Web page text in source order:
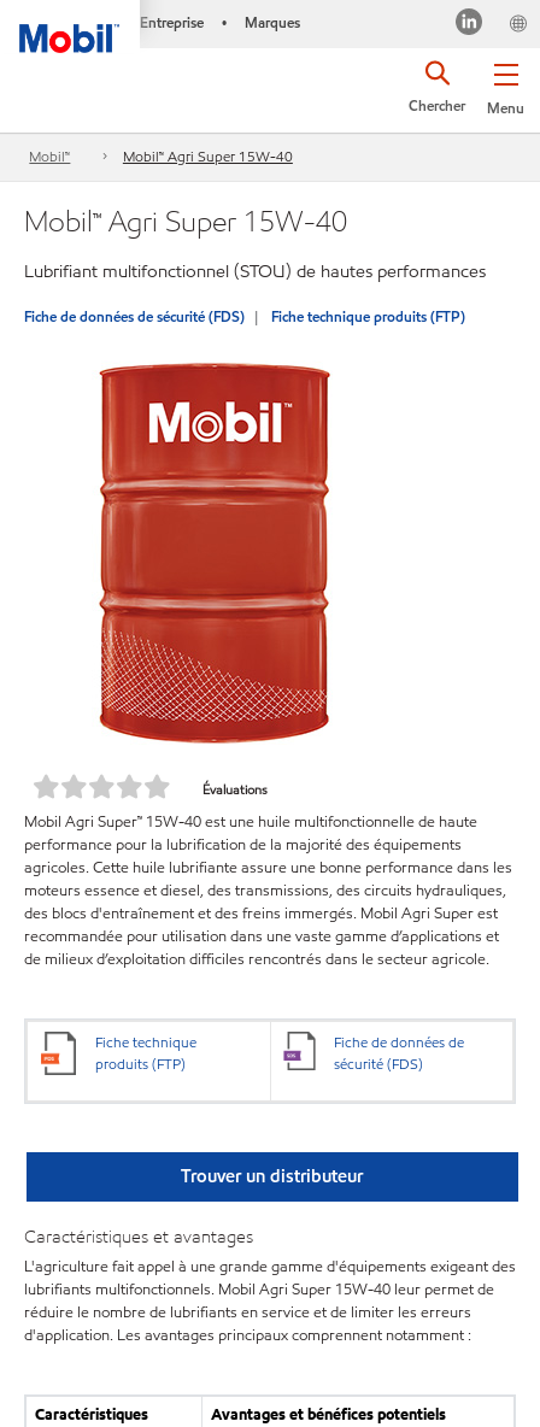
Entreprise • Marques
Menu
Chercher
Mobil™ Mobil™ Agri Super 15W-40
Mobil™ Agri Super 15W-40
Lubrifiant multifonctionnel (STOU) de hautes performances
Fiche de données de sécurité (FDS) Fiche technique produits (FTP)
Évaluations
Mobil Agri Super™ 15W-40 est une huile multifonctionnelle de haute
performance pour la lubrification de la majorité des équipements
agricoles. Cette huile lubrifiante assure une bonne performance dans les
moteurs essence et diesel, des transmissions, des circuits hydrauliques,
des blocs d'entraînement et des freins immergés. Mobil Agri Super est
recommandée pour utilisation dans une vaste gamme d’applications et
de milieux d’exploitation difficiles rencontrés dans le secteur agricole.
Fiche technique
produits (FTP)
Fiche de données de
sécurité (FDS)
Trouver un distributeur
Caractéristiques et avantages
L'agriculture fait appel à une grande gamme d'équipements exigeant des
lubrifiants multifonctionnels. Mobil Agri Super 15W-40 leur permet de
réduire le nombre de lubrifiants en service et de limiter les erreurs
d'application. Les avantages principaux comprennent notamment :
Caractéristiques Avantages et bénéfices potentiels